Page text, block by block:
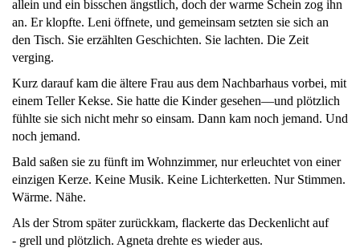
allein und ein bisschen ängstlich, doch der warme Schein zog ihn
an. Er klopfte. Leni öffnete, und gemeinsam setzten sie sich an
den Tisch. Sie erzählten Geschichten. Sie lachten. Die Zeit
verging.
Kurz darauf kam die ältere Frau aus dem Nachbarhaus vorbei, mit
einem Teller Kekse. Sie hatte die Kinder gesehen—und plötzlich
fühlte sie sich nicht mehr so einsam. Dann kam noch jemand. Und
noch jemand.
Bald saßen sie zu fünft im Wohnzimmer, nur erleuchtet von einer
einzigen Kerze. Keine Musik. Keine Lichterketten. Nur Stimmen.
Wärme. Nähe.
Als der Strom später zurückkam, flackerte das Deckenlicht auf
- grell und plötzlich. Agneta drehte es wieder aus.